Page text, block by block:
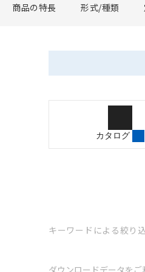
商品の特長 形式/種類
カタログ
キーワードによる絞り
ダウンロードデータをご